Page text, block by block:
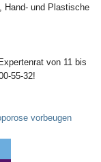
Hand- und Plastische
von 11 bis
55-32!
vorbeugen